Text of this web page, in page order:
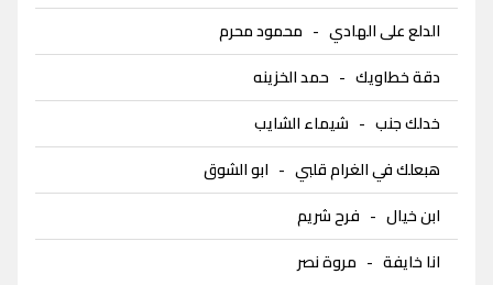
الدلع على الهادي - محمود محرم
دقة خطاويك - حمد الخزينه
خدلك جنب - شيماء الشايب
هبعلك في الغرام قلبي - ابو الشوق
ابن خيال - فرح شريم
انا خايفة - مروة نصر